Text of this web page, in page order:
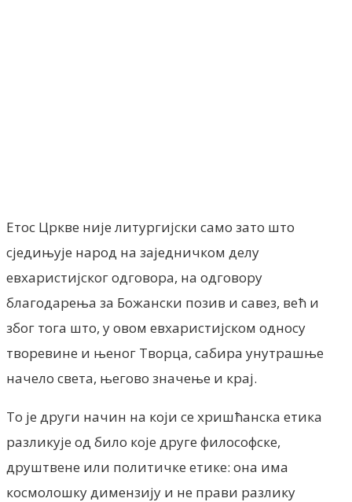
Етос Цркве није литургијски само зато што
сједињује народ на заједничком делу
евхаристијског одговора, на одговору
благодарења за Божански позив и савез, већ и
због тога што, у овом евхаристијском односу
творевине и њеног Творца, сабира унутрашње
начело света, његово значење и крај.
То је други начин на који се хришћанска етика
разликује од било које друге философске,
друштвене или политичке етике: она има
космолошку димензију и не прави разлику